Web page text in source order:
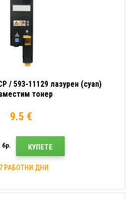
/ 593-11129 лазурен (cyan)
тонер
9.5 €
бр. КУПЕТЕ
РАБОТНИ ДНИ